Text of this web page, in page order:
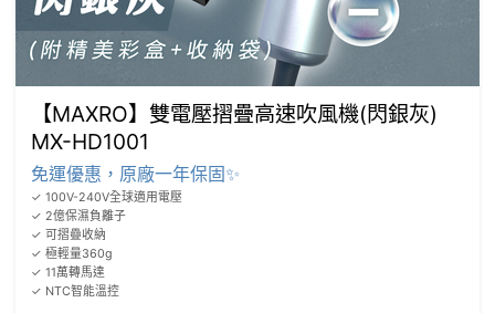
【MAXRO】雙電壓摺疊高速吹風機(閃銀灰)
MX-HD1001
免運優惠，原廠一年保固✨
✓ 100V-240V全球適用電壓
✓ 2億保濕負離子
✓ 可摺疊收納
✓ 極輕量360g
✓ 11萬轉馬達
✓ NTC智能溫控